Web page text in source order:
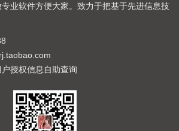
业软件方便大家。致力于把基于先进信息技
授权信息自助查询